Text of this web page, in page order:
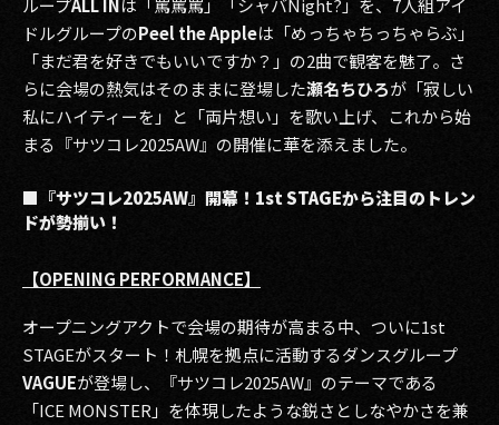
ループALL INは「罵罵罵」「シャバNight?」を、7人組アイ
ドルグループのPeel the Appleは「めっちゃちっちゃらぶ」
「まだ君を好きでもいいですか？」の2曲で観客を魅了。さ
らに会場の熱気はそのままに登場した瀬名ちひろが「寂しい
私にハイティーを」と「両片想い」を歌い上げ、これから始
まる『サツコレ2025AW』の開催に華を添えました。
■『サツコレ2025AW』開幕！1st STAGEから注目のトレン
ドが勢揃い！
【OPENING PERFORMANCE】
オープニングアクトで会場の期待が高まる中、ついに1st
STAGEがスタート！札幌を拠点に活動するダンスグループ
VAGUEが登場し、『サツコレ2025AW』のテーマである
「ICE MONSTER」を体現したような鋭さとしなやかさを兼